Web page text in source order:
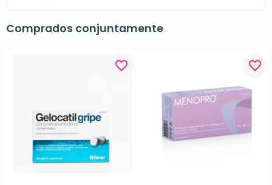
Comprados conjuntamente
favorite_border favorite_border